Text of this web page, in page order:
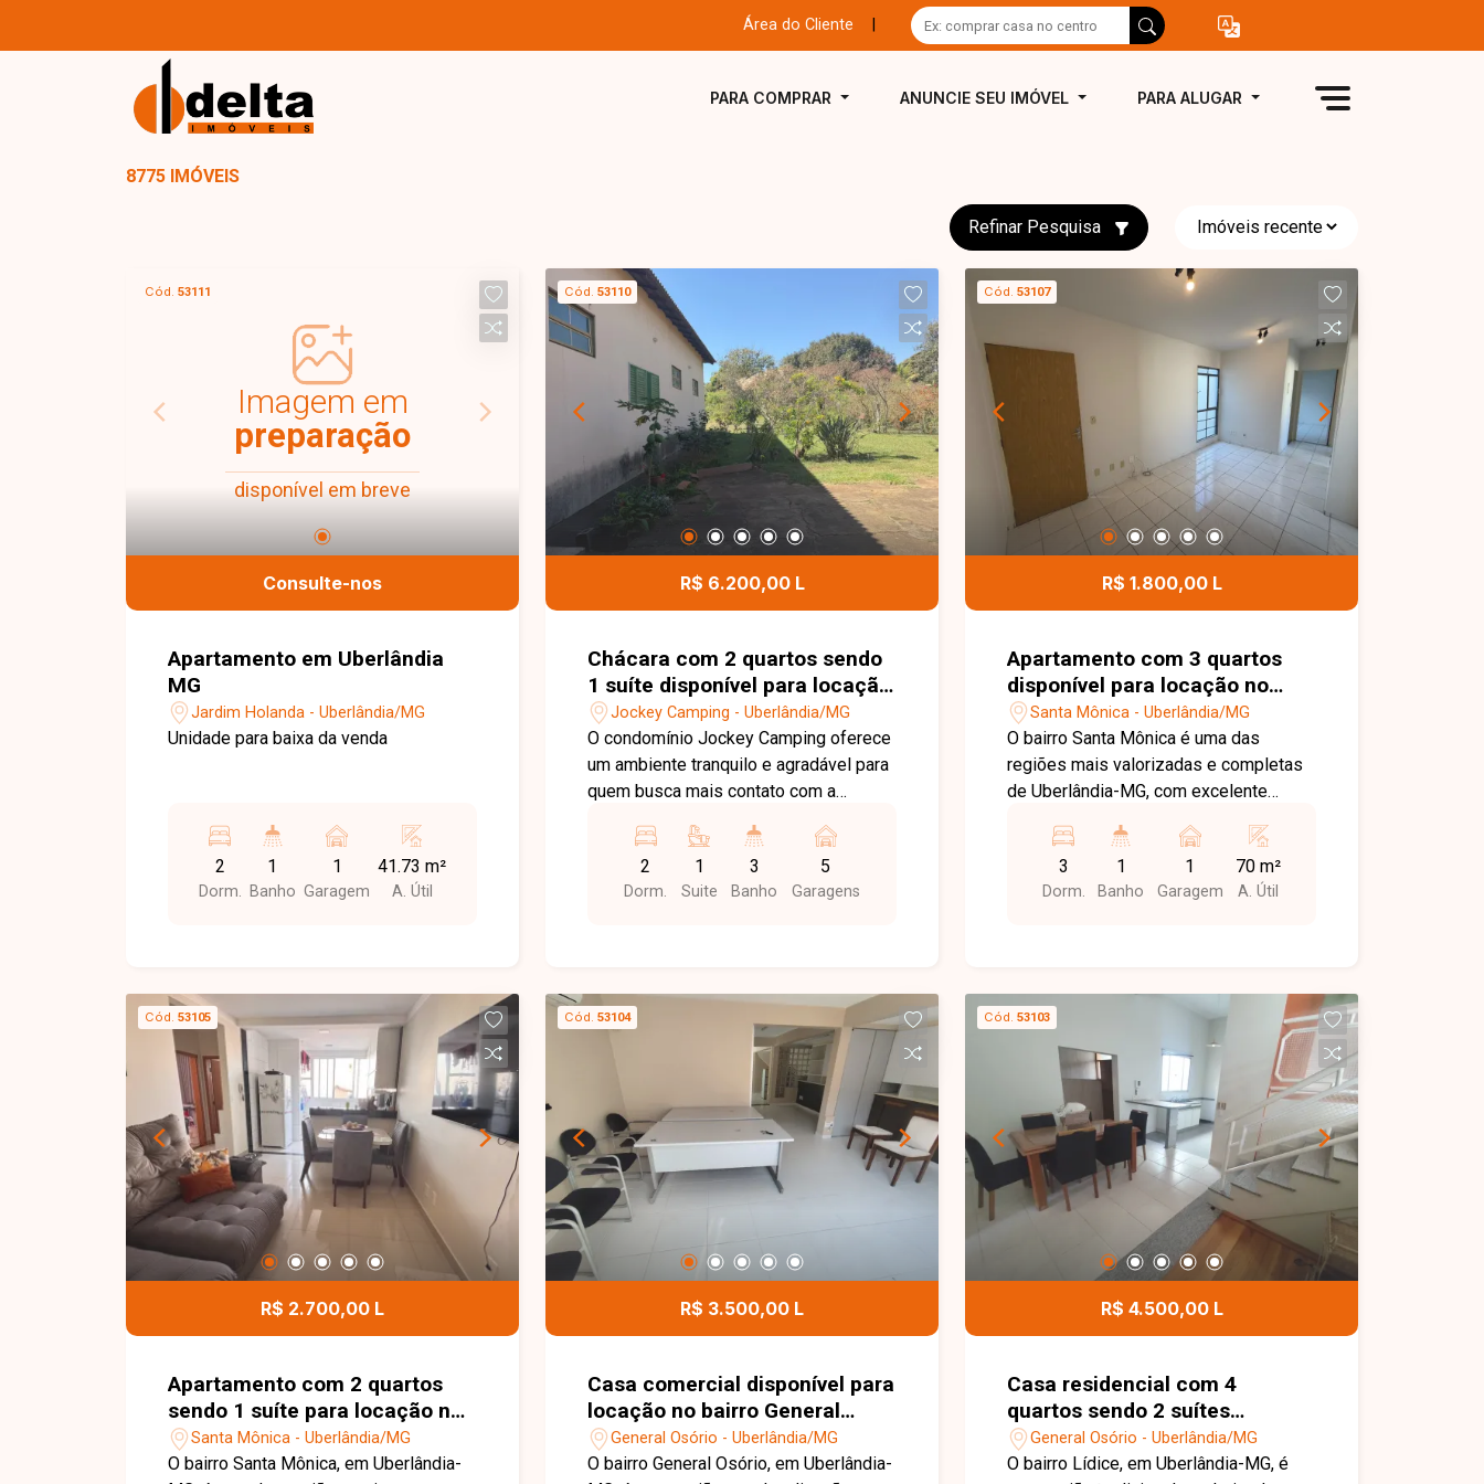
Área do Cliente
PARA COMPRAR ANUNCIE SEU IMÓVEL PARA ALUGAR
8775 IMÓVEIS
Refinar Pesquisa
Cód. 53111
Imagem em
preparação
disponível em breve
Consulte-nos
Apartamento em Uberlândia
MG
Jardim Holanda - Uberlândia/MG
Unidade para baixa da venda
2
Dorm.
1
Banho
1
Garagem
41.73 m²
A. Útil
Cód. 53110
R$ 6.200,00 L
Chácara com 2 quartos sendo
1 suíte disponível para locação
no bairro Jockey Camping em
Uberlândia-MG
Jockey Camping - Uberlândia/MG
O condomínio Jockey Camping oferece
um ambiente tranquilo e agradável para
quem busca mais contato com a
proporcionando sossego e privacidade
sem abrir mão da praticidade de estar
em Uberlândia-MG. Chácara residencial
sendo 01 suíte com 02 closets,
banheiro social, varanda com pomar de
frutas e garagem com espaço para
espaço, conforto e tranquilidade em um
só lugar. Agende sua visita e venha
conhecer essa excelente oportunidade
de locação!
2
Dorm.
1
Suite
3
Banho
5
Garagens
Cód. 53107
R$ 1.800,00 L
Apartamento com 3 quartos
disponível para locação no
bairro Santa Mônica em
Uberlândia-MG
Santa Mônica - Uberlândia/MG
O bairro Santa Mônica é uma das
regiões mais valorizadas e completas
de Uberlândia-MG, com excelente
comércios, supermercados, escolas,
universidades, serviços e principais
vias da cidade, oferecendo praticidade
com armários, banheiro social, cozinha
com armários, área de serviço e 01
vaga de garagem coberta. Uma
excelente oportunidade para quem
busca conforto, praticidade e uma
localização privilegiada. Agende sua
visita e venha conhecer este imóvel!
3
Dorm.
1
Banho
1
Garagem
70 m²
A. Útil
Cód. 53105
R$ 2.700,00 L
Apartamento com 2 quartos
sendo 1 suíte para locação no
bairro Santa Mônica em
Uberlândia-MG
Santa Mônica - Uberlândia/MG
O bairro Santa Mônica, em Uberlândia-
Cód. 53104
R$ 3.500,00 L
Casa comercial disponível para
locação no bairro General
Osório em Uberlândia-MG
General Osório - Uberlândia/MG
O bairro General Osório, em Uberlândia-
Cód. 53103
R$ 4.500,00 L
Casa residencial com 4
quartos sendo 2 suítes
disponível para locação no
bairro General Osório em
General Osório - Uberlândia/MG
O bairro Lídice, em Uberlândia-MG, é